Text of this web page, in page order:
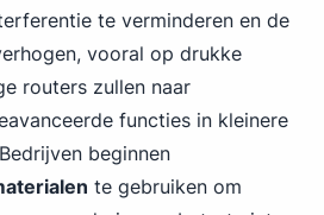
te verminderen en de
vooral op drukke
routers zullen naar
functies in kleinere
beginnen
te gebruiken om